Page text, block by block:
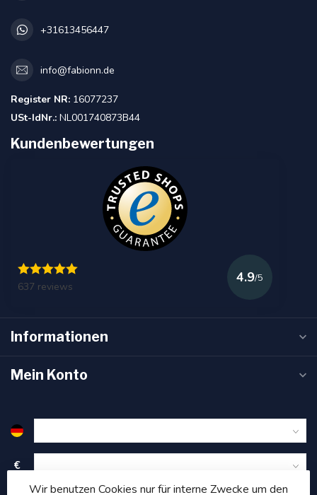
+31613456447
info@fabionn.de
Register NR: 16077237
USt-IdNr.: NL001740873B44
Kundenbewertungen
637 reviews
4.9/5
Informationen
Mein Konto
€
Wir benutzen Cookies nur für interne Zwecke um den